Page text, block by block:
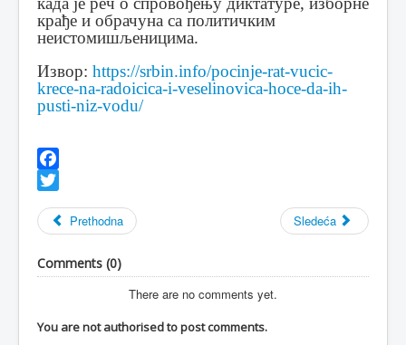
крађе и обрачуна са политичким
неистомишљеницима.
Извор: https://srbin.info/pocinje-rat-vucic-
krece-na-radoicica-i-veselinovica-hoce-da-ih-
pusti-niz-vodu/
Facebook
Prethodna
Sledeća
Comments (0)
There are no comments yet.
You are not authorised to post comments.